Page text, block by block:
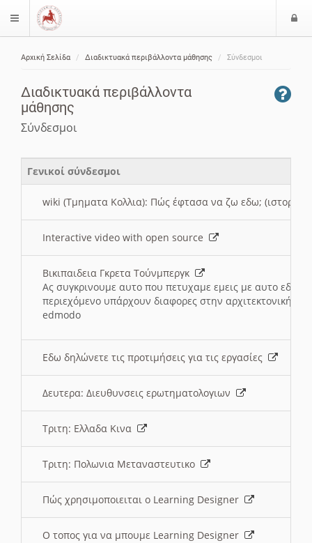
$langMenu
Αρχική Σελίδα Διαδικτυακά περιβάλλοντα μάθησης Σύνδεσμοι
Διαδικτυακά περιβάλλοντα
μάθησης
Σύνδεσμοι
Γενικοί σύνδεσμοι
wiki (Τμηματα Κολλια): Πώς έφτασα να ζω εδω; (ιστορια)
Interactive video with open source
Βικιπαιδεια Γκρετα Τούνμπεργκ
Ας συγκρινουμε αυτο που πετυχαμε εμεις με αυτο εδω
περιεχόμενο υπάρχουν διαφορες στην αρχιτεκτονική
edmodo
Εδω δηλώνετε τις προτιμήσεις για τις εργασίες
Δευτερα: Διευθυνσεις ερωτηματολογιων
Τριτη: Ελλαδα Κινα
Τριτη: Πολωνια Μεταναστευτικο
Πώς χρησιμοποιειται ο Learning Designer
O τοπος για να μπουμε Learning Designer